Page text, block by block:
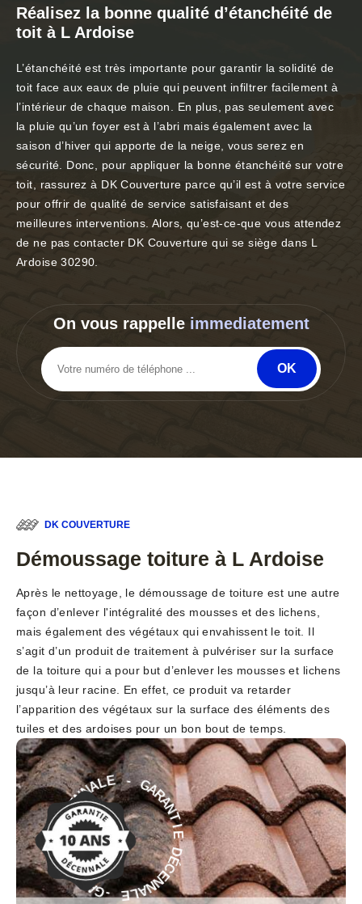
Réalisez la bonne qualité d’étanchéité de
toit à L Ardoise
L’étanchéité est très importante pour garantir la solidité de
toit face aux eaux de pluie qui peuvent infiltrer facilement à
l’intérieur de chaque maison. En plus, pas seulement avec
la pluie qu’un foyer est à l’abri mais également avec la
saison d’hiver qui apporte de la neige, vous serez en
sécurité. Donc, pour appliquer la bonne étanchéité sur votre
toit, rassurez à DK Couverture parce qu’il est à votre service
pour offrir de qualité de service satisfaisant et des
meilleures interventions. Alors, qu’est-ce-que vous attendez
de ne pas contacter DK Couverture qui se siège dans L
Ardoise 30290.
On vous rappelle immediatement
DK COUVERTURE
Démoussage toiture à L Ardoise
Après le nettoyage, le démoussage de toiture est une autre
façon d’enlever l'intégralité des mousses et des lichens,
mais également des végétaux qui envahissent le toit. Il
s’agit d’un produit de traitement à pulvériser sur la surface
de la toiture qui a pour but d’enlever les mousses et lichens
jusqu’à leur racine. En effet, ce produit va retarder
l’apparition des végétaux sur la surface des éléments des
tuiles et des ardoises pour un bon bout de temps.
G
A
R
A
N
T
I
E
D
É
C
E
N
N
A
L
E
- GARANTI
E
D
É
C
E
N
N
A
L
E
-